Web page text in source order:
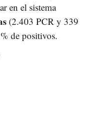
en el sistema
(2.403 PCR y 339
de positivos.